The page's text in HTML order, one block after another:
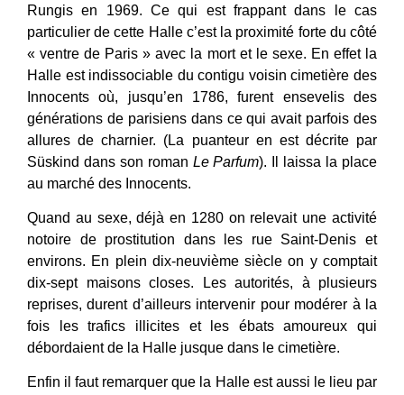
Rungis en 1969. Ce qui est frappant dans le cas
particulier de cette Halle c’est la proximité forte du côté
« ventre de Paris » avec la mort et le sexe. En effet la
Halle est indissociable du contigu voisin cimetière des
Innocents où, jusqu’en 1786, furent ensevelis des
générations de parisiens dans ce qui avait parfois des
allures de charnier. (La puanteur en est décrite par
Süskind dans son roman Le Parfum). Il laissa la place
au marché des Innocents.
Quand au sexe, déjà en 1280 on relevait une activité
notoire de prostitution dans les rue Saint-Denis et
environs. En plein dix-neuvième siècle on y comptait
dix-sept maisons closes. Les autorités, à plusieurs
reprises, durent d’ailleurs intervenir pour modérer à la
fois les trafics illicites et les ébats amoureux qui
débordaient de la Halle jusque dans le cimetière.
Enfin il faut remarquer que la Halle est aussi le lieu par